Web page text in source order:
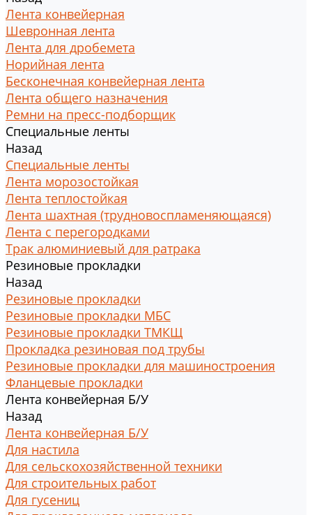
Лента конвейерная
Шевронная лента
Лента для дробемета
Норийная лента
Бесконечная конвейерная лента
Лента общего назначения
Ремни на пресс-подборщик
Специальные ленты
Назад
Специальные ленты
Лента морозостойкая
Лента теплостойкая
Лента шахтная (трудновоспламеняющаяся)
Лента с перегородками
Трак алюминиевый для ратрака
Резиновые прокладки
Назад
Резиновые прокладки
Резиновые прокладки МБС
Резиновые прокладки ТМКЩ
Прокладка резиновая под трубы
Резиновые прокладки для машиностроения
Фланцевые прокладки
Лента конвейерная Б/У
Назад
Лента конвейерная Б/У
Для настила
Для сельскохозяйственной техники
Для строительных работ
Для гусениц